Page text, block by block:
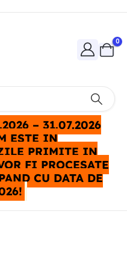
0
– 31.07.2026
ESTE IN
PRIMITE IN
FI PROCESATE
CU DATA DE